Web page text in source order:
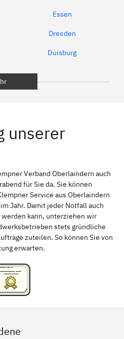
Essen
Dresden
Duisburg
Bamberg
Passau
Rudelsdorf, Mittelfranken
unserer
Verband Oberlaindern auch
für Sie da. Sie können
Service aus Oberlaindern
Jahr. Damit jeder Notfall auch
kann, unterziehen wir
stets gründliche
zuteilen. So können Sie von
erwarten.